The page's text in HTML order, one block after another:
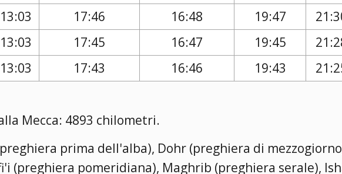
13:03 17:46 16:48 19:47
13:03 17:45 16:47 19:45
13:03 17:43 16:46 19:43
Mecca: 4893 chilometri.
prima dell'alba), Dohr (preghiera di
(preghiera pomeridiana), Maghrib (preghiera serale),